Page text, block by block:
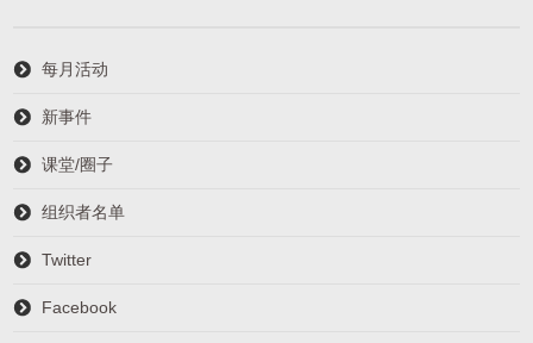
每月活动
新事件
课堂/圈子
组织者名单
Twitter
Facebook